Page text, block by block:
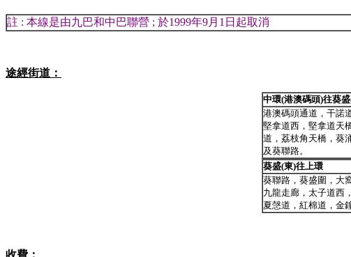
註 : 本線是由九巴和中巴聯營 ; 於1999年9月1日起取消
途經街道：
中環(港澳碼頭)往葵
港澳碼頭通道，干諾
堅拿道西，堅拿道天
道，荔枝角天橋，葵
及葵聯路。
葵盛(東)往上環
葵聯路，葵盛圍，大
九龍走廊，太子道西
夏愨道，紅棉道，金
收費：